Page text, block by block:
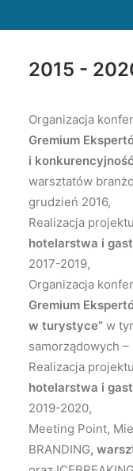
2015 -
Organizacja
Gremium
i
warsztatów
grudzień 2016,
Realizacja
hotelarstwa i
2017-2019,
Organizacja
Gremium
w turystyce” w
samorządowych –
Realizacja
hotelarstwa i
2019-2020,
Meeting Point,
BRANDING,